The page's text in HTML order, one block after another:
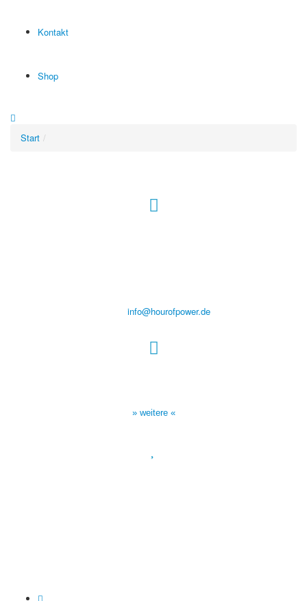
Kontakt
Shop
Start
info@hourofpower.de
» weitere «